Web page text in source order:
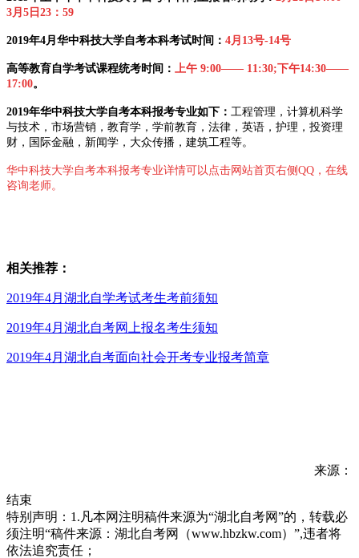
3 月5日23：59
2019年4月华中科技大学自考本科考试时间： 4 月13号-14号
高等教育自学考试课程统考时间：
上午 9:00—— 11:30;下午14:30——
17:00。
2019年华中科技大学自考本科报考专业如下： 工程管理，计算机科学
与技术，市场营销，教育学，学前教育，法律，英语，护理，投资理
财，国际金融，新闻学，大众传播，建筑工程等。
华中科技大学自考本科报考专业详情可以点击网站首页右侧QQ，在线
咨询老师。
相关推荐：
2019年4月湖北自学考试考生考前须知
2019年4月湖北自考网上报名考生须知
2019年4月湖北自考面向社会开考专业报考简章
来源：
结束
特别声明：1.凡本网注明稿件来源为“湖北自考网”的，转载必
须注明“稿件来源：湖北自考网（www.hbzkw.com）”,违者将
依法追究责任；